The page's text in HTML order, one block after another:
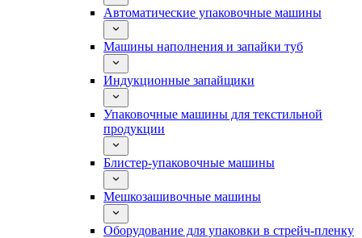
Автоматические упаковочные машины
Машины наполнения и запайки туб
Индукционные запайщики
Упаковочные машины для текстильной
продукции
Блистер-упаковочные машины
Мешкозашивочные машины
Оборудование для упаковки в стрейч-пленку